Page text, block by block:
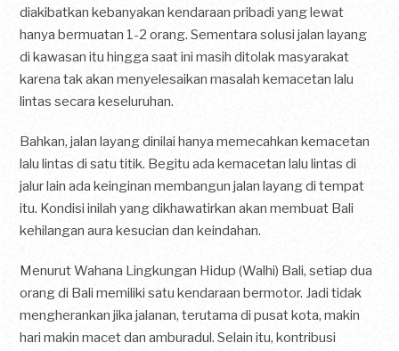
diakibatkan kebanyakan kendaraan pribadi yang lewat
hanya bermuatan 1-2 orang. Sementara solusi jalan layang
di kawasan itu hingga saat ini masih ditolak masyarakat
karena tak akan menyelesaikan masalah kemacetan lalu
lintas secara keseluruhan.
Bahkan, jalan layang dinilai hanya memecahkan kemacetan
lalu lintas di satu titik. Begitu ada kemacetan lalu lintas di
jalur lain ada keinginan membangun jalan layang di tempat
itu. Kondisi inilah yang dikhawatirkan akan membuat Bali
kehilangan aura kesucian dan keindahan.
Menurut Wahana Lingkungan Hidup (Walhi) Bali, setiap dua
orang di Bali memiliki satu kendaraan bermotor. Jadi tidak
mengherankan jika jalanan, terutama di pusat kota, makin
hari makin macet dan amburadul. Selain itu, kontribusi